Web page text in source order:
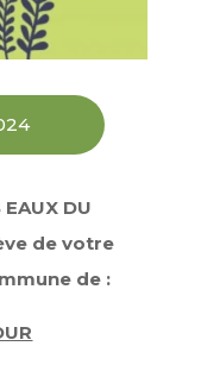
DU
de votre
de :